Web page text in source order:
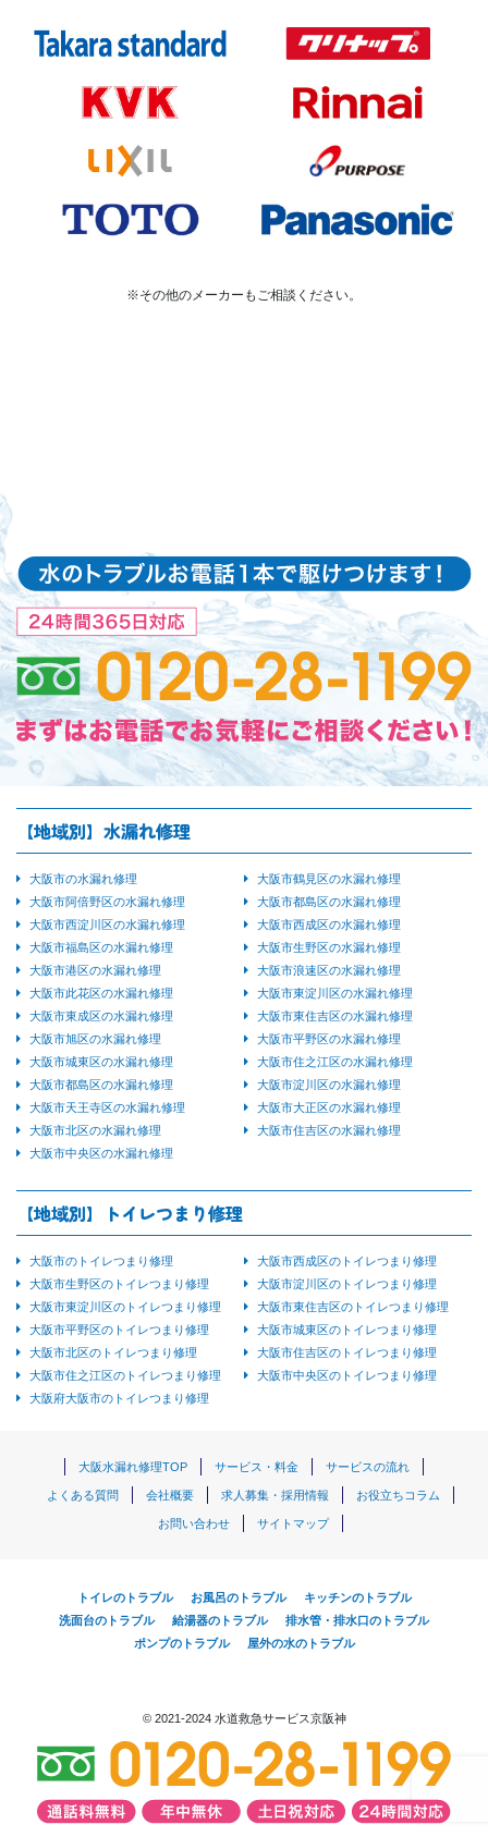
※その他のメーカーもご相談ください。
【地域別】水漏れ修理
大阪市の水漏れ修理
大阪市鶴見区の水漏れ修理
大阪市阿倍野区の水漏れ修理
大阪市都島区の水漏れ修理
大阪市西淀川区の水漏れ修理
大阪市西成区の水漏れ修理
大阪市福島区の水漏れ修理
大阪市生野区の水漏れ修理
大阪市港区の水漏れ修理
大阪市浪速区の水漏れ修理
大阪市此花区の水漏れ修理
大阪市東淀川区の水漏れ修理
大阪市東成区の水漏れ修理
大阪市東住吉区の水漏れ修理
大阪市旭区の水漏れ修理
大阪市平野区の水漏れ修理
大阪市城東区の水漏れ修理
大阪市住之江区の水漏れ修理
大阪市都島区の水漏れ修理
大阪市淀川区の水漏れ修理
大阪市天王寺区の水漏れ修理
大阪市大正区の水漏れ修理
大阪市北区の水漏れ修理
大阪市住吉区の水漏れ修理
大阪市中央区の水漏れ修理
【地域別】トイレつまり修理
大阪市のトイレつまり修理
大阪市西成区のトイレつまり修理
大阪市生野区のトイレつまり修理
大阪市淀川区のトイレつまり修理
大阪市東淀川区のトイレつまり修理
大阪市東住吉区のトイレつまり修理
大阪市平野区のトイレつまり修理
大阪市城東区のトイレつまり修理
大阪市北区のトイレつまり修理
大阪市住吉区のトイレつまり修理
大阪市住之江区のトイレつまり修理
大阪市中央区のトイレつまり修理
大阪府大阪市のトイレつまり修理
大阪水漏れ修理TOP サービス・料金 サービスの流れ
よくある質問 会社概要 求人募集・採用情報 お役立ちコラム
お問い合わせ サイトマップ
トイレのトラブル お風呂のトラブル
キッチンのトラブル
洗面台のトラブル
給湯器のトラブル
排水管・排水口のトラブル
ポンプのトラブル
屋外の水のトラブル
© 2021-2024 水道救急サービス京阪神